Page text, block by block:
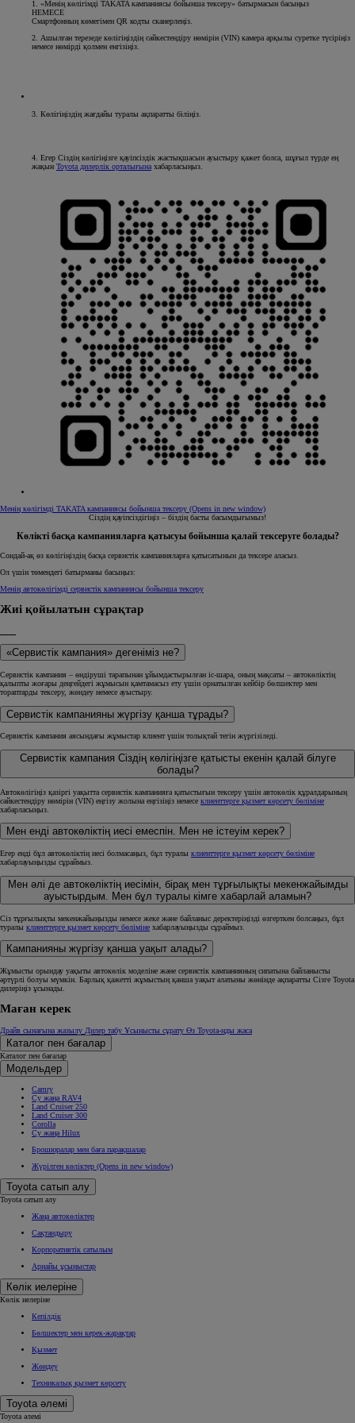
1. «Менің көлігімді TAKATA кампаниясы бойынша тексеру» батырмасын басыңыз
НЕМЕСЕ
Смартфонның көмегімен QR кодты сканерлеңіз.
2. Ашылған терезеде көлігіңіздің сәйкестендіру нөмірін (VIN) камера арқылы суретке түсіріңіз
немесе нөмірді қолмен енгізіңіз.
3. Көлігіңіздің жағдайы туралы ақпаратты біліңіз.
4. Егер Сіздің көлігіңізге қауіпсіздік жастықшасын ауыстыру қажет болса, шұғыл түрде ең
жақын Toyota дилерлік орталығына хабарласыңыз.
Менің көлігімді TAKATA кампаниясы бойынша тексеру (Opens in new window)
Сіздің қауіпсіздігіңіз – біздің басты басымдығымыз!
Көлікті басқа кампанияларға қатысуы бойынша қалай тексеруге болады?
Сондай-ақ өз көлігіңіздің басқа сервистік кампанияларға қатысатынын да тексере аласыз.
Ол үшін төмендегі батырманы басыңыз:
Менің автокөлігімді сервистік кампаниясы бойынша тексеру
Жиі қойылатын сұрақтар
«Сервистік кампания» дегеніміз не?
Сервистік кампания – өндіруші тарапынан ұйымдастырылған іс-шара, оның мақсаты – автокөліктің
қалыпты жоғары деңгейдегі жұмысын қамтамасыз ету үшін орнатылған кейбір бөлшектер мен
тораптарды тексеру, жөндеу немесе ауыстыру.
Сервистік кампанияны жүргізу қанша тұрады?
Сервистік кампания аясындағы жұмыстар клиент үшін толықтай тегін жүргізіледі.
Сервистік кампания Сіздің көлігіңізге қатысты екенін қалай білуге
болады?
Автокөлігіңіз қазіргі уақытта сервистік кампанияға қатыстығын тексеру үшін автокөлік құралдарының
сәйкестендіру нөмірін (VIN) еңгізу жолына еңгізіңіз немесе клиенттерге қызмет көрсету бөліміне
хабарласыңыз.
Мен енді автокөліктің иесі емеспін. Мен не істеуім керек?
Егер енді бұл автокөліктің иесі болмасаңыз, бұл туралы клиенттерге қызмет көрсету бөліміне
хабарлауыңызды сұраймыз.
Мен әлі де автокөліктің иесімін, бірақ мен тұрғылықты мекенжайымды
ауыстырдым. Мен бұл туралы кімге хабарлай аламын?
Сіз тұрғылықты мекенжайыңызды немесе жеке және байланыс деректеріңізді өзгерткен болсаңыз, бұл
туралы клиенттерге қызмет көрсету бөліміне хабарлауыңызды сұраймыз.
Кампанияны жүргізу қанша уақыт алады?
Жұмысты орындау уақыты автокөлік моделіне және сервистік кампанияның сипатына байланысты
әртүрлі болуы мүмкін. Барлық қажетті жұмыстың қанша уақыт алатыны жөнінде ақпаратты Сізге Toyota
дилеріңіз ұсынады.
Маған керек
Драйв сынағына жазылу Дилер табу Ұсынысты сұрату Өз Toyota-ңды жаса
Каталог пен бағалар
Каталог пен бағалар
Модельдер
Camry
Су жаңа RAV4
Land Cruiser 250
Land Cruiser 300
Corolla
Су жаңа Hilux
Брошюралар мен баға парақшалар
Жүрілген көліктер (Opens in new window)
Toyota сатып алу
Toyota сатып алу
Жаңа автокөліктер
Сақтандыру
Корпоративтік сатылым
Арнайы ұсыныстар
Көлік иелеріне
Көлік иелеріне
Кепілдік
Бөлшектер мен керек-жарақтар
Қызмет
Жөндеу
Техникалық қызмет көрсету
Toyota әлемі
Toyota әлемі